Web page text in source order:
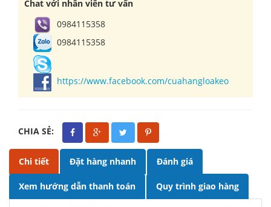
Chat với nhân viên tư vấn
0984115358
0984115358
https://www.facebook.com/cuahangloakeo
CHIA SẺ:
Chi tiết Đặt hàng nhanh Đánh giá
Xem hướng dẫn thanh toán Quy trình giao hàng